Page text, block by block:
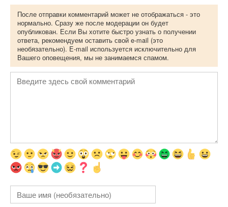
После отправки комментарий может не отображаться - это
нормально. Сразу же после модерации он будет
опубликован. Если Вы хотите быстро узнать о получении
ответа, рекомендуем оставить свой e-mail (это
необязательно). E-mail используется исключительно для
Вашего оповещения, мы не занимаемся спамом.